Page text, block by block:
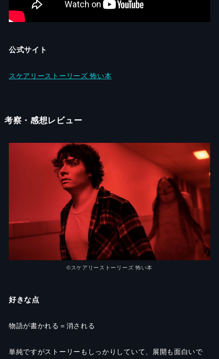
公式サイト
スケアリーストーリーズ 怖い本
考察・感想レビュー
©︎スケアリーストーリーズ 怖い本
好きな点
物語が書かれる＝消される
単純ですがストーリーもしっかりしていて、展開も面白いで